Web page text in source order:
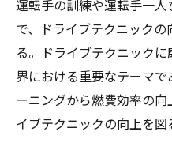
運転手の訓練や運転手一
で、ドライブテクニック
る。ドライブテクニック
界における重要なテーマ
ーニングから燃費効率の
イブテクニックの向上を図